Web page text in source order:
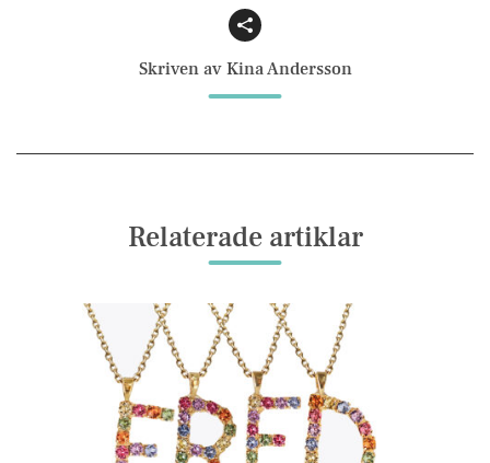
Facebook
Skriven av Kina Andersson
Relaterade artiklar